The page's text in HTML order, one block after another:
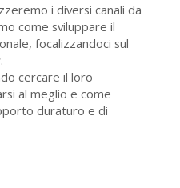
i diversi canali da
come sviluppare il
focalizzandoci sul
.
cercare il loro
al meglio e come
duraturo e di